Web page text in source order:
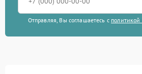
Отправляя, Вы соглашаетесь с